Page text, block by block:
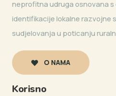
neprofitna udruga osnovana s
identifikacije lokalne razvojne
sudjelovanja u poticanju
O NAMA
Korisno